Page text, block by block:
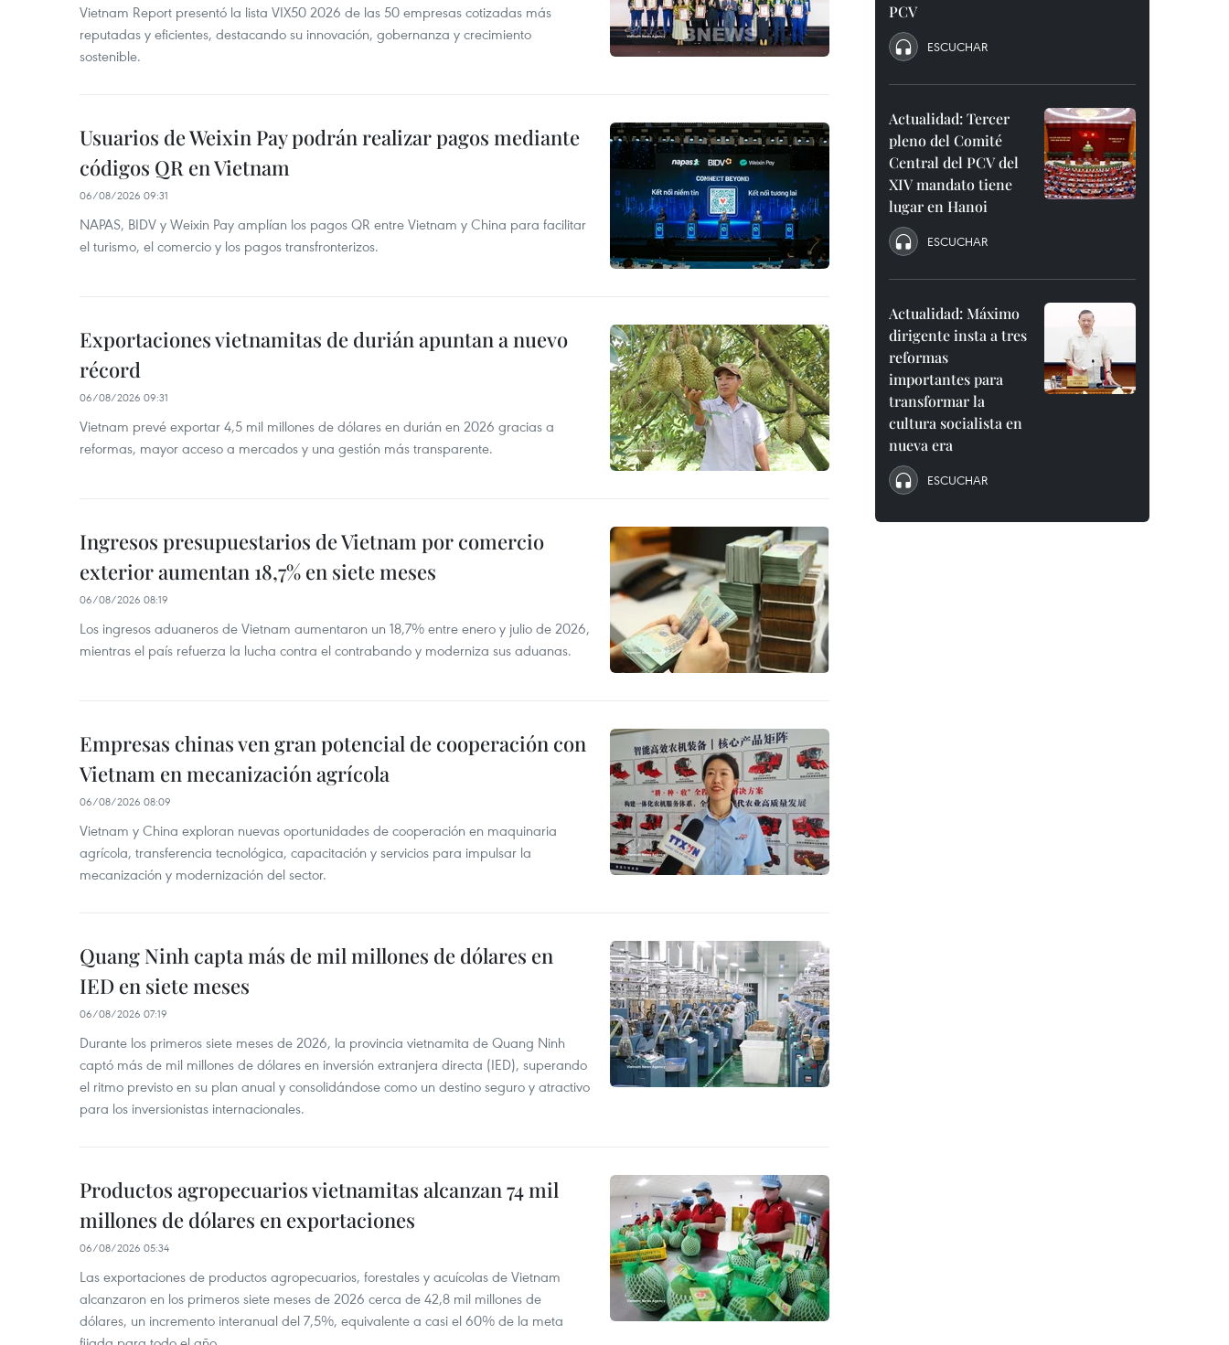
Vietnam Report presentó la lista VIX50 2026 de las 50 empresas cotizadas más
reputadas y eficientes, destacando su innovación, gobernanza y crecimiento
sostenible.
Usuarios de Weixin Pay podrán realizar pagos mediante
códigos QR en Vietnam
06/08/2026 09:31
NAPAS, BIDV y Weixin Pay amplían los pagos QR entre Vietnam y China para facilitar
el turismo, el comercio y los pagos transfronterizos.
Exportaciones vietnamitas de durián apuntan a nuevo
récord
06/08/2026 09:31
Vietnam prevé exportar 4,5 mil millones de dólares en durián en 2026 gracias a
reformas, mayor acceso a mercados y una gestión más transparente.
Ingresos presupuestarios de Vietnam por comercio
exterior aumentan 18,7% en siete meses
06/08/2026 08:19
Los ingresos aduaneros de Vietnam aumentaron un 18,7% entre enero y julio de 2026,
mientras el país refuerza la lucha contra el contrabando y moderniza sus aduanas.
Empresas chinas ven gran potencial de cooperación con
Vietnam en mecanización agrícola
06/08/2026 08:09
Vietnam y China exploran nuevas oportunidades de cooperación en maquinaria
agrícola, transferencia tecnológica, capacitación y servicios para impulsar la
mecanización y modernización del sector.
Quang Ninh capta más de mil millones de dólares en
IED en siete meses
06/08/2026 07:19
Durante los primeros siete meses de 2026, la provincia vietnamita de Quang Ninh
captó más de mil millones de dólares en inversión extranjera directa (IED), superando
el ritmo previsto en su plan anual y consolidándose como un destino seguro y atractivo
para los inversionistas internacionales.
Productos agropecuarios vietnamitas alcanzan 74 mil
millones de dólares en exportaciones
06/08/2026 05:34
Las exportaciones de productos agropecuarios, forestales y acuícolas de Vietnam
alcanzaron en los primeros siete meses de 2026 cerca de 42,8 mil millones de
dólares, un incremento interanual del 7,5%, equivalente a casi el 60% de la meta
PCV
ESCUCHAR
Actualidad: Tercer
pleno del Comité
Central del PCV del
XIV mandato tiene
lugar en Hanoi
ESCUCHAR
Actualidad: Máximo
dirigente insta a tres
reformas
importantes para
transformar la
cultura socialista en
nueva era
ESCUCHAR